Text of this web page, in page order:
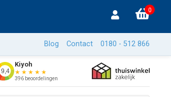
0
Blog Contact 0180 - 512 866
9,4
Kiyoh
★★★★★
396 beoordelingen